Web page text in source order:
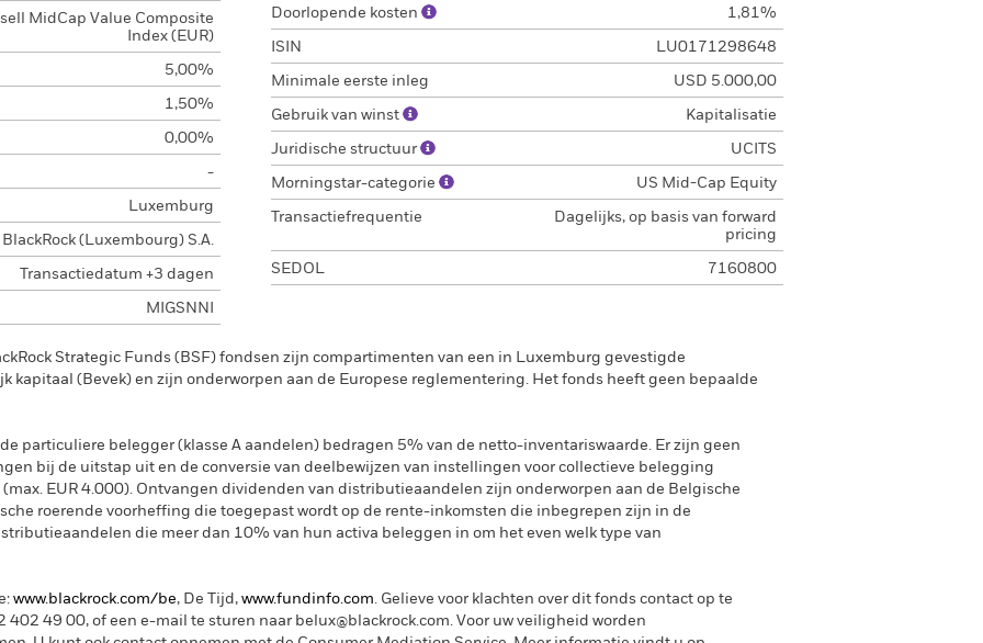
MidCap Value Composite
Index (EUR)
5,00%
1,50%
0,00%
-
Luxemburg
BlackRock (Luxembourg) S.A.
Transactiedatum +3 dagen
MIGSNNI
Doorlopende kosten 1,81%
ISIN LU0171298648
Minimale eerste inleg USD 5.000,00
Gebruik van winst Kapitalisatie
Juridische structuur UCITS
Morningstar-categorie US Mid-Cap Equity
Transactiefrequentie
Dagelijks, op basis van forward
pricing
SEDOL 7160800
Strategic Funds (BSF) fondsen zijn compartimenten van een in Luxemburg gevestigde
kapitaal (Bevek) en zijn onderworpen aan de Europese reglementering. Het fonds heeft geen bepaalde
particuliere belegger (klasse A aandelen) bedragen 5% van de netto-inventariswaarde. Er zijn geen
bij de uitstap uit en de conversie van deelbewijzen van instellingen voor collectieve belegging
EUR 4.000). Ontvangen dividenden van distributieaandelen zijn onderworpen aan de Belgische
roerende voorheffing die toegepast wordt op de rente-inkomsten die inbegrepen zijn in de
die meer dan 10% van hun activa beleggen in om het even welk type van
www.blackrock.com/be, De Tijd, www.fundinfo.com. Gelieve voor klachten over dit fonds contact op te
402 49 00, of een e-mail te sturen naar belux@blackrock.com. Voor uw veiligheid worden